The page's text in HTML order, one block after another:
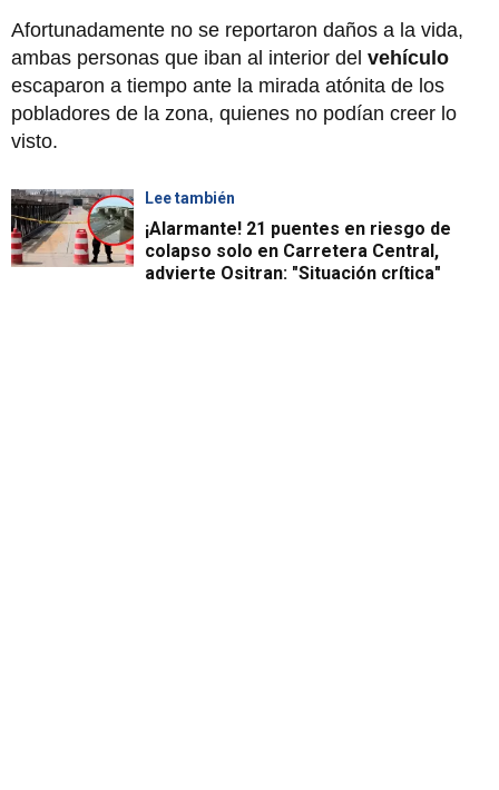
Afortunadamente no se reportaron daños a la vida,
ambas personas que iban al interior del vehículo
escaparon a tiempo ante la mirada atónita de los
pobladores de la zona, quienes no podían creer lo
visto.
Lee también
¡Alarmante! 21 puentes en riesgo de
colapso solo en Carretera Central,
advierte Ositran: "Situación crítica"